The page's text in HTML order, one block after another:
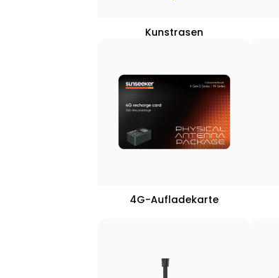
Kunstrasen
4G-Aufladekarte